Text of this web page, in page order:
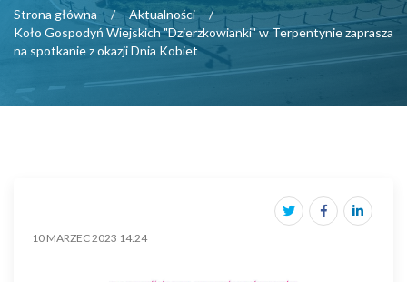
Strona główna
Aktualności
Koło Gospodyń Wiejskich "Dzierzkowianki" w Terpentynie zaprasza
na spotkanie z okazji Dnia Kobiet
10 MARZEC 2023 14:24